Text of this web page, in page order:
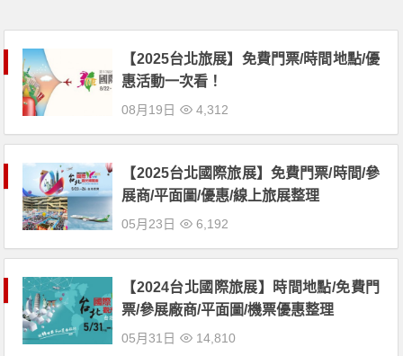
【2025台北旅展】免費門票/時間地點/優
惠活動一次看！
08月19日 4,312
【2025台北國際旅展】免費門票/時間/參
展商/平面圖/優惠/線上旅展整理
05月23日 6,192
【2024台北國際旅展】時間地點/免費門
票/參展廠商/平面圖/機票優惠整理
05月31日 14,810